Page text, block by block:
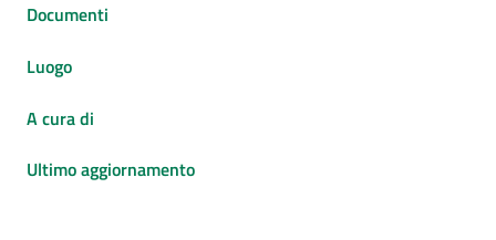
Documenti
Luogo
A cura di
Ultimo aggiornamento